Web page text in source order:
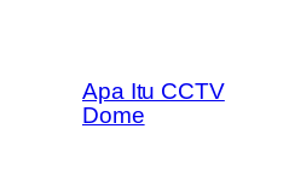
Apa Itu CCTV
Dome